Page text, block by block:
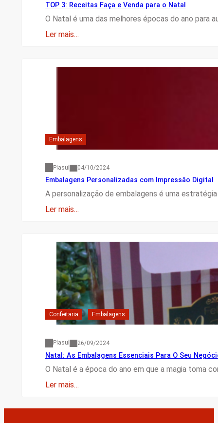
TOP 3: Receitas Faça e Venda para o Natal
O Natal é uma das melhores épocas do ano para
Ler mais…
Embalagens
Plasul 04/10/2024
Embalagens Personalizadas com Impressão Digital
A personalização de embalagens é uma
Ler mais…
Confeitaria Embalagens
Plasul 26/09/2024
Natal: As Embalagens Essenciais Para O Seu
O Natal é a época do ano em que a magia toma
Ler mais…